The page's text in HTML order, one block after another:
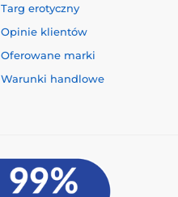
Targ erotyczny
Opinie klientów
Oferowane marki
Warunki handlowe